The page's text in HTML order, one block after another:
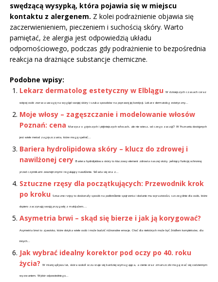
swędzącą wysypką, która pojawia się w miejscu
kontaktu z alergenem. Z kolei podrażnienie objawia się
zaczerwienieniem, pieczeniem i suchością skóry. Warto
pamiętać, że alergia jest odpowiedzią układu
odpornościowego, podczas gdy podrażnienie to bezpośrednia
reakcja na drażniące substancje chemiczne.
Podobne wpisy:
Lekarz dermatolog estetyczny w Elblągu
W dzisiejszych czasach coraz
więcej osób zwraca uwagę na wygląd swojej skóry i szuka sposobów na poprawę jej kondycji. Lekarz dermatolog estetyczny...
Moje włosy – zagęszczanie i modelowanie włosów
Poznań: cena
Marzysz o gęstszych i piękniejszych włosach, ale nie wiesz, od czego zacząć? W Poznaniu dostępnych
jest wiele metod zagęszczania, które mogą spełnić...
Bariera hydrolipidowa skóry – klucz do zdrowej i
nawilżonej cery Bariera hydrolipidowa skóry to kluczowy element zdrowia naszej skóry, pełniący funkcję ochronną
przed czynnikami zewnętrznymi i regulujący nawilżenie. Składa się ona z...
Sztuczne rzęsy dla początkujących: Przewodnik krok
po kroku
Sztuczne rzęsy to doskonały sposób na podkreślenie spojrzenia i dodanie mu wyrazistości, szczególnie dla osób, które
dopiero zaczynają swoją przygodę z makijażem....
Asymetria brwi – skąd się bierze i jak ją korygować?
Asymetria brwi to zjawisko, które dotyka wiele osób i może budzić różnorodne emocje. Choć dla niektórych może być źródłem kompleksów, dla
innych...
Jak wybrać idealny korektor pod oczy po 40. roku
życia?
W miarę upływu lat, skóra wokół oczu staje się bardziej wymagająca, a cienie oraz zmarszczki mogą stać się codziennym
wyzwaniem. Wybór odpowiedniego...